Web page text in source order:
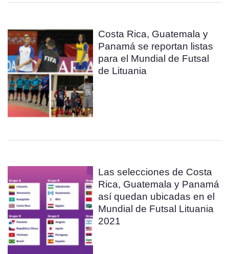
Costa Rica, Guatemala y
Panamá se reportan listas
para el Mundial de Futsal
de Lituania
Las selecciones de Costa
Rica, Guatemala y Panamá
así quedan ubicadas en el
Mundial de Futsal Lituania
2021